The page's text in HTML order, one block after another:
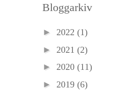
Bloggarkiv
► 2022 (1)
► 2021 (2)
► 2020 (11)
► 2019 (6)